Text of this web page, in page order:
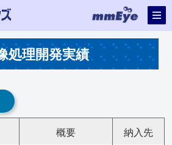
処理開発実績
概要
納入先